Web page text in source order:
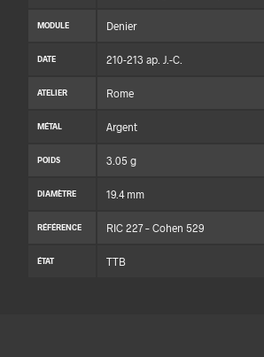
MODULE Denier
DATE 210-213 ap. J.-C.
ATELIER Rome
MÉTAL Argent
POIDS 3.05 g
DIAMÈTRE 19.4 mm
RÉFÉRENCE RIC 227 – Cohen 529
ÉTAT TTB